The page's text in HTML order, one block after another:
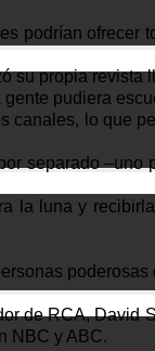
podrían
su propia
pudiera
lo que
separado
la luna y
de RCA, David
NBC y ABC.